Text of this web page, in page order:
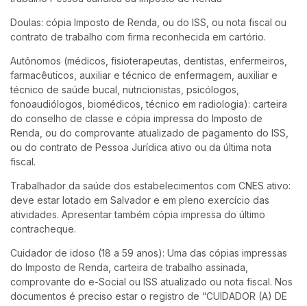
Doulas: cópia Imposto de Renda, ou do ISS, ou nota fiscal ou
contrato de trabalho com firma reconhecida em cartório.
Autônomos (médicos, fisioterapeutas, dentistas, enfermeiros,
farmacêuticos, auxiliar e técnico de enfermagem, auxiliar e
técnico de saúde bucal, nutricionistas, psicólogos,
fonoaudiólogos, biomédicos, técnico em radiologia): carteira
do conselho de classe e cópia impressa do Imposto de
Renda, ou do comprovante atualizado de pagamento do ISS,
ou do contrato de Pessoa Jurídica ativo ou da última nota
fiscal.
Trabalhador da saúde dos estabelecimentos com CNES ativo:
deve estar lotado em Salvador e em pleno exercício das
atividades. Apresentar também cópia impressa do último
contracheque.
Cuidador de idoso (18 a 59 anos): Uma das cópias impressas
do Imposto de Renda, carteira de trabalho assinada,
comprovante do e-Social ou ISS atualizado ou nota fiscal. Nos
documentos é preciso estar o registro de “CUIDADOR (A) DE